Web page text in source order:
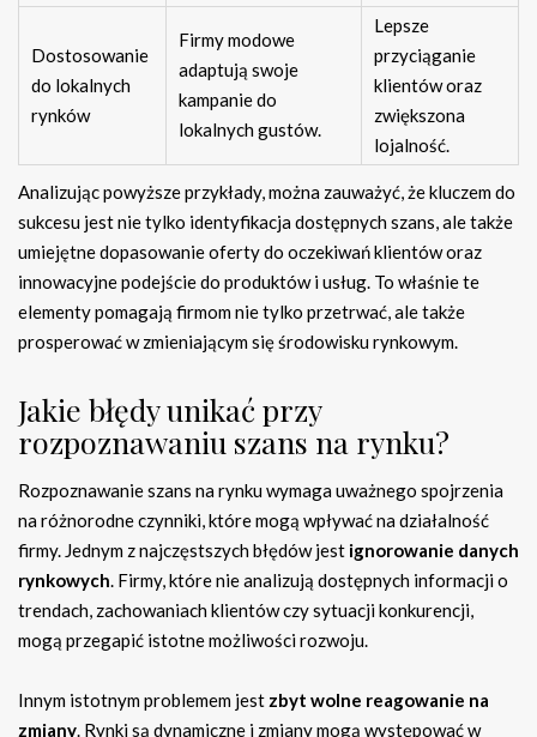
Dostosowanie
do lokalnych
rynków
Firmy modowe
adaptują swoje
kampanie do
lokalnych gustów.
Lepsze
przyciąganie
klientów oraz
zwiększona
lojalność.
Analizując powyższe przykłady, można zauważyć, że kluczem do
sukcesu jest nie tylko identyfikacja dostępnych szans, ale także
umiejętne dopasowanie oferty do oczekiwań klientów oraz
innowacyjne podejście do produktów i usług. To właśnie te
elementy pomagają firmom nie tylko przetrwać, ale także
prosperować w zmieniającym się środowisku rynkowym.
Jakie błędy unikać przy
rozpoznawaniu szans na rynku?
Rozpoznawanie szans na rynku wymaga uważnego spojrzenia
na różnorodne czynniki, które mogą wpływać na działalność
firmy. Jednym z najczęstszych błędów jest ignorowanie danych
rynkowych. Firmy, które nie analizują dostępnych informacji o
trendach, zachowaniach klientów czy sytuacji konkurencji,
mogą przegapić istotne możliwości rozwoju.
Innym istotnym problemem jest zbyt wolne reagowanie na
zmiany. Rynki są dynamiczne i zmiany mogą występować w